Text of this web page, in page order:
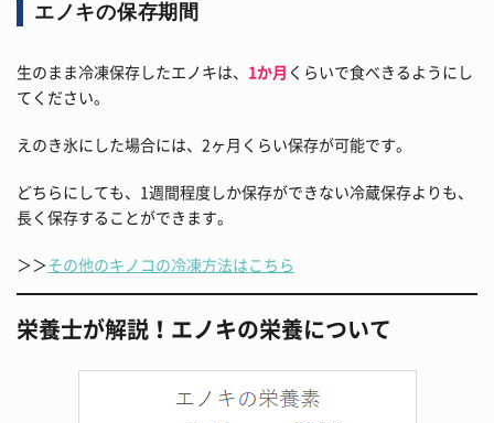
エノキの保存期間
生のまま冷凍保存したエノキは、 1か月 くらいで食べきるようにし
てください。
えのき氷にした場合には、2ヶ月くらい保存が可能です。
どちらにしても、1週間程度しか保存ができない冷蔵保存よりも、
長く保存することができます。
＞＞その他のキノコの冷凍方法はこちら
栄養士が解説！エノキの栄養について